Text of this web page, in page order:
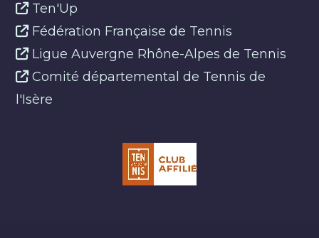
Ten'Up
Fédération Française de Tennis
Ligue Auvergne Rhône-Alpes de Tennis
Comité départemental de Tennis de
l'Isère